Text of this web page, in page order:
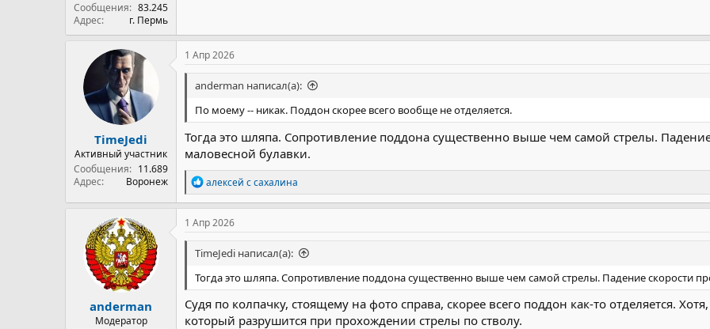
Сообщения
83.245
Адрес
г. Пермь
TimeJedi
Активный участник
Сообщения
11.689
Адрес
Воронеж
1 Апр 2026
anderman написал(а):
По моему -- никак. Поддон скорее всего вообще не отделяется.
Тогда это шляпа. Сопротивление поддона существенно выше чем самой стрелы. Падение
маловесной булавки.
Р
е
а
к
ц
и
алексей с сахалина
anderman
Модератор
1 Апр 2026
TimeJedi написал(а):
Тогда это шляпа. Сопротивление поддона существенно выше чем самой стрелы. Падение скорости
Судя по колпачку, стоящему на фото справа, скорее всего поддон как-то отделяется.
который разрушится при прохождении стрелы по стволу.